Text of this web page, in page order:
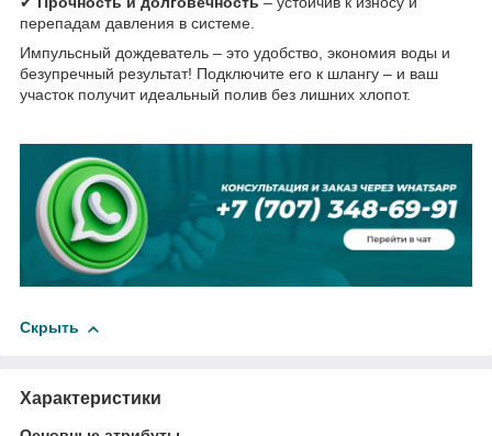
перепадам давления в системе.
Импульсный дождеватель – это удобство, экономия воды и
безупречный результат! Подключите его к шлангу – и ваш
участок получит идеальный полив без лишних хлопот.
Скрыть
Характеристики